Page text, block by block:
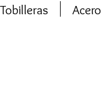
Tobilleras Acero